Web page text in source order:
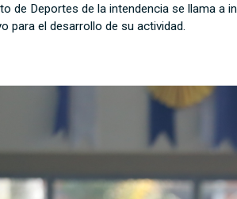
de Deportes de la intendencia se llama
para el desarrollo de su actividad.